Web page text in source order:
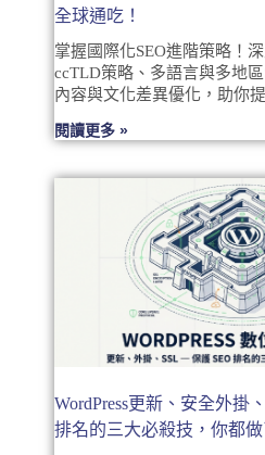
全球通吃！
掌握國際化SEO進階策略！
ccTLD策略、多語言與多地
內容與文化差異優化，助你
閱讀更多 »
WordPress更新、安全外掛
排名的三大必殺技，你都做